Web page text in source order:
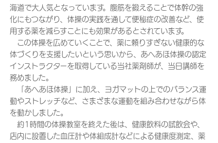
海道で大人気となっています。腹筋を鍛えることで体幹の強
化にもつながり、体操の実践を通して便秘症の改善など、使
用する薬を減らすことにも効果があるとされています。
この体操を広めていくことで、薬に頼りすぎない健康的な
体づくりを支援したいという思いから、あへあほ体操の認定
インストラクターを取得している当社薬剤師が、当日講師を
務めました。
「あへあほ体操」に加え、ヨガマットの上でのバランス運
動やストレッチなど、さまざまな運動を組み合わせながら体
を動かしました。
約1時間の体操教室を終えた後は、健康飲料の試飲会や、
店内に設置した血圧計や体組成計などによる健康度測定、薬